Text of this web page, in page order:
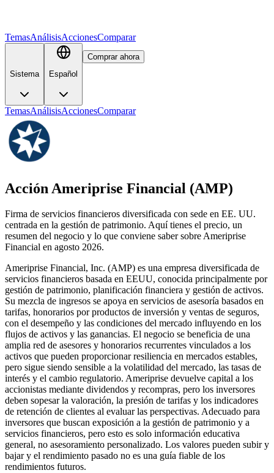
TemasAnálisisAccionesComparar
Sistema Español
Comprar ahora
TemasAnálisisAccionesComparar
Acción Ameriprise Financial (AMP)
Firma de servicios financieros diversificada con sede en EE. UU.
centrada en la gestión de patrimonio. Aquí tienes el precio, un
resumen del negocio y lo que conviene saber sobre Ameriprise
Financial en agosto 2026.
Ameriprise Financial, Inc. (AMP) es una empresa diversificada de
servicios financieros basada en EEUU, conocida principalmente por
gestión de patrimonio, planificación financiera y gestión de activos.
Su mezcla de ingresos se apoya en servicios de asesoría basados en
tarifas, honorarios por productos de inversión y ventas de seguros,
con el desempeño y las condiciones del mercado influyendo en los
flujos de activos y las ganancias. El negocio se beneficia de una
amplia red de asesores y honorarios recurrentes vinculados a los
activos que pueden proporcionar resiliencia en mercados estables,
pero sigue siendo sensible a la volatilidad del mercado, las tasas de
interés y el cambio regulatorio. Ameriprise devuelve capital a los
accionistas mediante dividendos y recompras, pero los inversores
deben sopesar la valoración, la presión de tarifas y los indicadores
de retención de clientes al evaluar las perspectivas. Adecuado para
inversores que buscan exposición a la gestión de patrimonio y a
servicios financieros, pero esto es solo información educativa
general, no asesoramiento personalizado. Los valores pueden subir y
bajar y el rendimiento pasado no es una guía fiable de los
rendimientos futuros.